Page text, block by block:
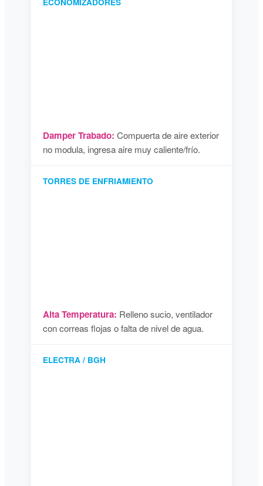
ECONOMIZADORES
Damper Trabado: Compuerta de aire exterior
no modula, ingresa aire muy caliente/frío.
TORRES DE ENFRIAMIENTO
Alta Temperatura: Relleno sucio, ventilador
con correas flojas o falta de nivel de agua.
ELECTRA / BGH